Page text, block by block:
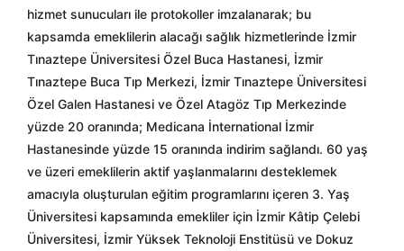
hizmet sunucuları ile protokoller imzalanarak; bu
kapsamda emeklilerin alacağı sağlık hizmetlerinde İzmir
Tınaztepe Üniversitesi Özel Buca Hastanesi, İzmir
Tınaztepe Buca Tıp Merkezi, İzmir Tınaztepe Üniversitesi
Özel Galen Hastanesi ve Özel Atagöz Tıp Merkezinde
yüzde 20 oranında; Medicana İnternational İzmir
Hastanesinde yüzde 15 oranında indirim sağlandı. 60 yaş
ve üzeri emeklilerin aktif yaşlanmalarını desteklemek
amacıyla oluşturulan eğitim programlarını içeren 3. Yaş
Üniversitesi kapsamında emekliler için İzmir Kâtip Çelebi
Üniversitesi, İzmir Yüksek Teknoloji Enstitüsü ve Dokuz